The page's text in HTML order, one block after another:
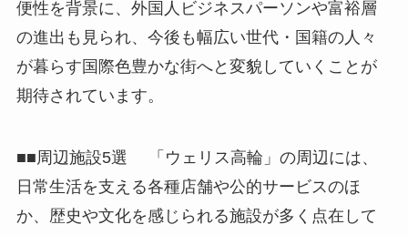
便性を背景に、外国人ビジネスパーソンや富裕層
の進出も見られ、今後も幅広い世代・国籍の人々
が暮らす国際色豊かな街へと変貌していくことが
期待されています。
■■周辺施設5選 「ウェリス高輪」の周辺には、
日常生活を支える各種店舗や公的サービスのほ
か、歴史や文化を感じられる施設が多く点在して